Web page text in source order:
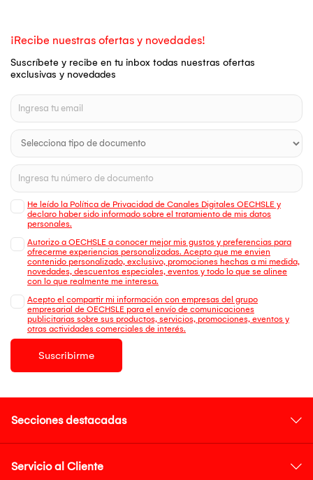
¡Recibe nuestras ofertas y novedades!
Suscríbete y recibe en tu inbox todas nuestras ofertas
exclusivas y novedades
He leído la Política de Privacidad de Canales Digitales OECHSLE y
declaro haber sido informado sobre el tratamiento de mis datos
personales.
Autorizo a OECHSLE a conocer mejor mis gustos y preferencias para
ofrecerme experiencias personalizadas. Acepto que me envien
contenido personalizado, exclusivo, promociones hechas a mi medida,
novedades, descuentos especiales, eventos y todo lo que se alinee
con lo que realmente me interesa.
Acepto el compartir mi información con empresas del grupo
empresarial de OECHSLE para el envío de comunicaciones
publicitarias sobre sus productos, servicios, promociones, eventos y
otras actividades comerciales de interés.
Suscribirme
Secciones destacadas
Servicio al Cliente